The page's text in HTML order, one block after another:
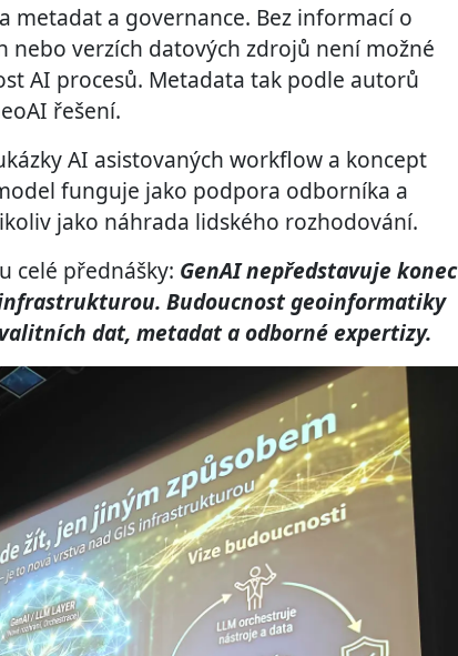
metadat a governance. Bez informací o
verzích datových zdrojů není možné
AI procesů. Metadata tak podle autorů
řešení.
AI asistovaných workflow a koncept
funguje jako podpora odborníka a
jako náhrada lidského rozhodování.
celé přednášky: GenAI nepředstavuje konec
Budoucnost geoinformatiky
dat, metadat a odborné expertizy.